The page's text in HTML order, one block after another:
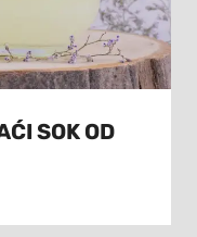
SOK OD